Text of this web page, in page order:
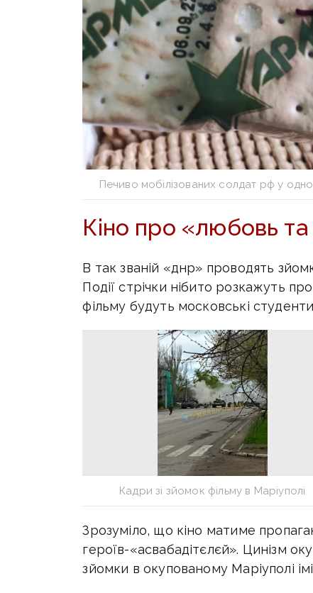
Печиво мобілізованих солдат рф у
Кіно про «любовь
В так званій «днр» проводять
Події стрічки нібито розкажуть
фільму будуть московські
Кадри зі зйомок фільму в Маріуполі
Зрозуміло, що кіно матиме
героїв-«асвабадітєлєй». Цинізм
зйомки в окупованому Маріуполі